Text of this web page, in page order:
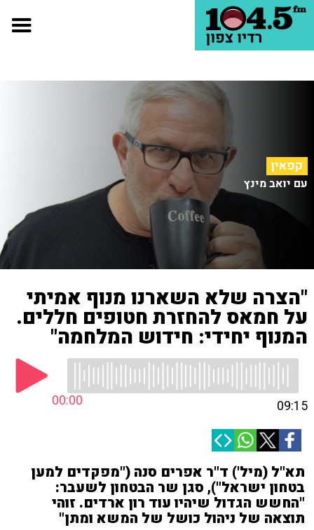
קפאין
עם יואב מינץ
"הצרה שלא השארנו מנוף אמיתי
על חמאס להחזרת חטופים חללים.
המנוף יחידי: חידוש המלחמה"
00:00 09:15
תא"ל (מיל') ד"ר אפרים סנה ("מפקדים למען
בטחון ישראל"), סגן שר הבטחון לשעבר:
"החשש הגדול שיהיו עוד רון ארדים. זוהי
תוצאה של ניהול כושל של המשא ומתן"